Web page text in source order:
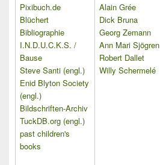
Pixibuch.de
Blüchert
Bibliographie
I.N.D.U.C.K.S. /
Bause
Steve Santi (engl.)
Enid Blyton Society
(engl.)
Bildschriften-Archiv
TuckDB.org (engl.)
past children's
books
Alain Grée
Dick Bruna
Georg Zemann
Ann Mari Sjögren
Robert Dallet
Willy Schermelé